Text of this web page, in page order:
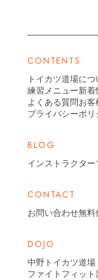
CONTENTS
トイカツ道場につ
練習メニュー新着
よくある質問お客
プライバシーポリ
BLOG
インストラクター
CONTACT
お問い合わせ無料
DOJO
中野トイカツ道場
ファイトフィット